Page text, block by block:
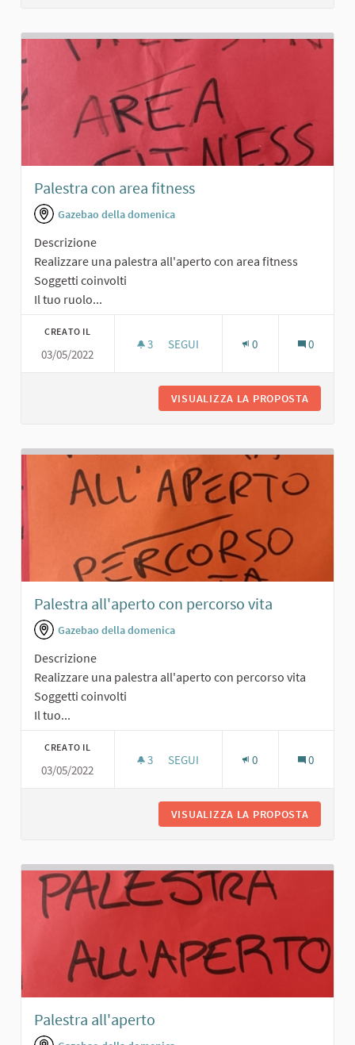
Palestra con area fitness
Gazebao della domenica
Descrizione
Realizzare una palestra all'aperto con area fitness
Soggetti coinvolti
Il tuo ruolo...
CREATO IL
03/05/2022
3 3 SOSTENITORI
SEGUI 0 0
VISUALIZZA LA PROPOSTA
Palestra all'aperto con percorso vita
Gazebao della domenica
Descrizione
Realizzare una palestra all'aperto con percorso vita
Soggetti coinvolti
Il tuo...
CREATO IL
03/05/2022
3 3 SOSTENITORI
SEGUI 0 0
VISUALIZZA LA PROPOSTA
Palestra all'aperto